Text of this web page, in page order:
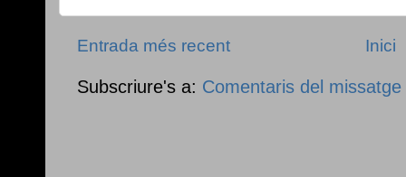
Entrada més recent Inici
Subscriure's a: Comentaris del